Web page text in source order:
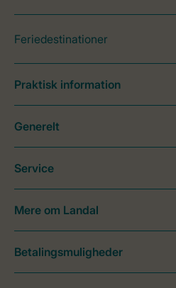
Feriedestinationer
Praktisk information
Generelt
Service
Mere om Landal
Betalingsmuligheder